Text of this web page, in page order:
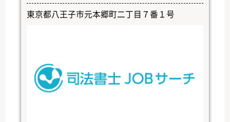
東京都八王子市元本郷町二丁目７番１号